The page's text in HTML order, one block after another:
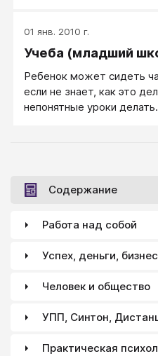
pais, род. падеж от
веду), в связи с чем
педагогикой, когда -
01 янв. 2010 г.
Учеба (младший
Ребенок может сидеть
если не знает, как это
непонятные уроки
Содержание
Работа над собой
Успех, деньги, бизнес
Человек и общество
УПП, Синтон,
Практическая